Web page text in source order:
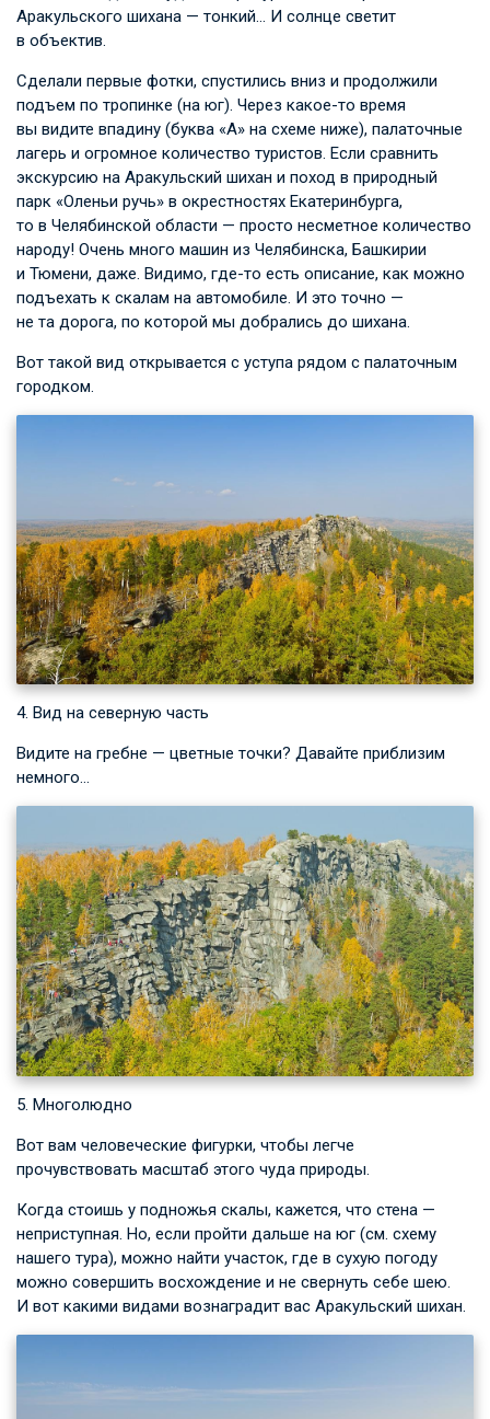
Аракульского шихана — тонкий… И солнце светит
в объектив.
Сделали первые фотки, спустились вниз и продолжили
подъем по тропинке (на юг). Через какое-то время
вы видите впадину (буква «А» на схеме ниже), палаточные
лагерь и огромное количество туристов. Если сравнить
экскурсию на Аракульский шихан и поход в природный
парк «Оленьи ручь» в окрестностях Екатеринбурга,
то в Челябинской области — просто несметное количество
народу! Очень много машин из Челябинска, Башкирии
и Тюмени, даже. Видимо, где-то есть описание, как можно
подъехать к скалам на автомобиле. И это точно —
не та дорога, по которой мы добрались до шихана.
Вот такой вид открывается с уступа рядом с палаточным
городком.
4. Вид на северную часть
Видите на гребне — цветные точки? Давайте приблизим
немного…
5. Многолюдно
Вот вам человеческие фигурки, чтобы легче
прочувствовать масштаб этого чуда природы.
Когда стоишь у подножья скалы, кажется, что стена —
неприступная. Но, если пройти дальше на юг (см. схему
нашего тура), можно найти участок, где в сухую погоду
можно совершить восхождение и не свернуть себе шею.
И вот какими видами вознаградит вас Аракульский шихан.